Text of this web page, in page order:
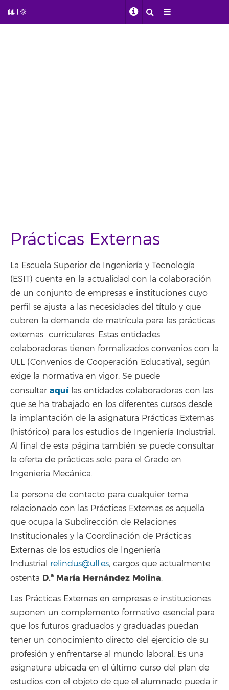
Prácticas Externas
La Escuela Superior de Ingeniería y Tecnología
(ESIT) cuenta en la actualidad con la colaboración
de un conjunto de empresas e instituciones cuyo
perfil se ajusta a las necesidades del título y que
cubren la demanda de matrícula para las prácticas
externas curriculares. Estas entidades
colaboradoras tienen formalizados convenios con la
ULL (Convenios de Cooperación Educativa), según
exige la normativa en vigor. Se puede
consultar aquí las entidades colaboradoras con las
que se ha trabajado en los diferentes cursos desde
la implantación de la asignatura Prácticas Externas
(histórico) para los estudios de Ingeniería Industrial.
Al final de esta página también se puede consultar
la oferta de prácticas solo para el Grado en
Ingeniería Mecánica.
La persona de contacto para cualquier tema
relacionado con las Prácticas Externas es aquella
que ocupa la Subdirección de Relaciones
Institucionales y la Coordinación de Prácticas
Externas de los estudios de Ingeniería
Industrial relindus@ull.es, cargos que actualmente
ostenta D.ª María Hernández Molina.
Las Prácticas Externas en empresas e instituciones
suponen un complemento formativo esencial para
que los futuros graduados y graduadas puedan
tener un conocimiento directo del ejercicio de su
profesión y enfrentarse al mundo laboral. Es una
asignatura ubicada en el último curso del plan de
estudios con el objeto de que el alumnado pueda ir